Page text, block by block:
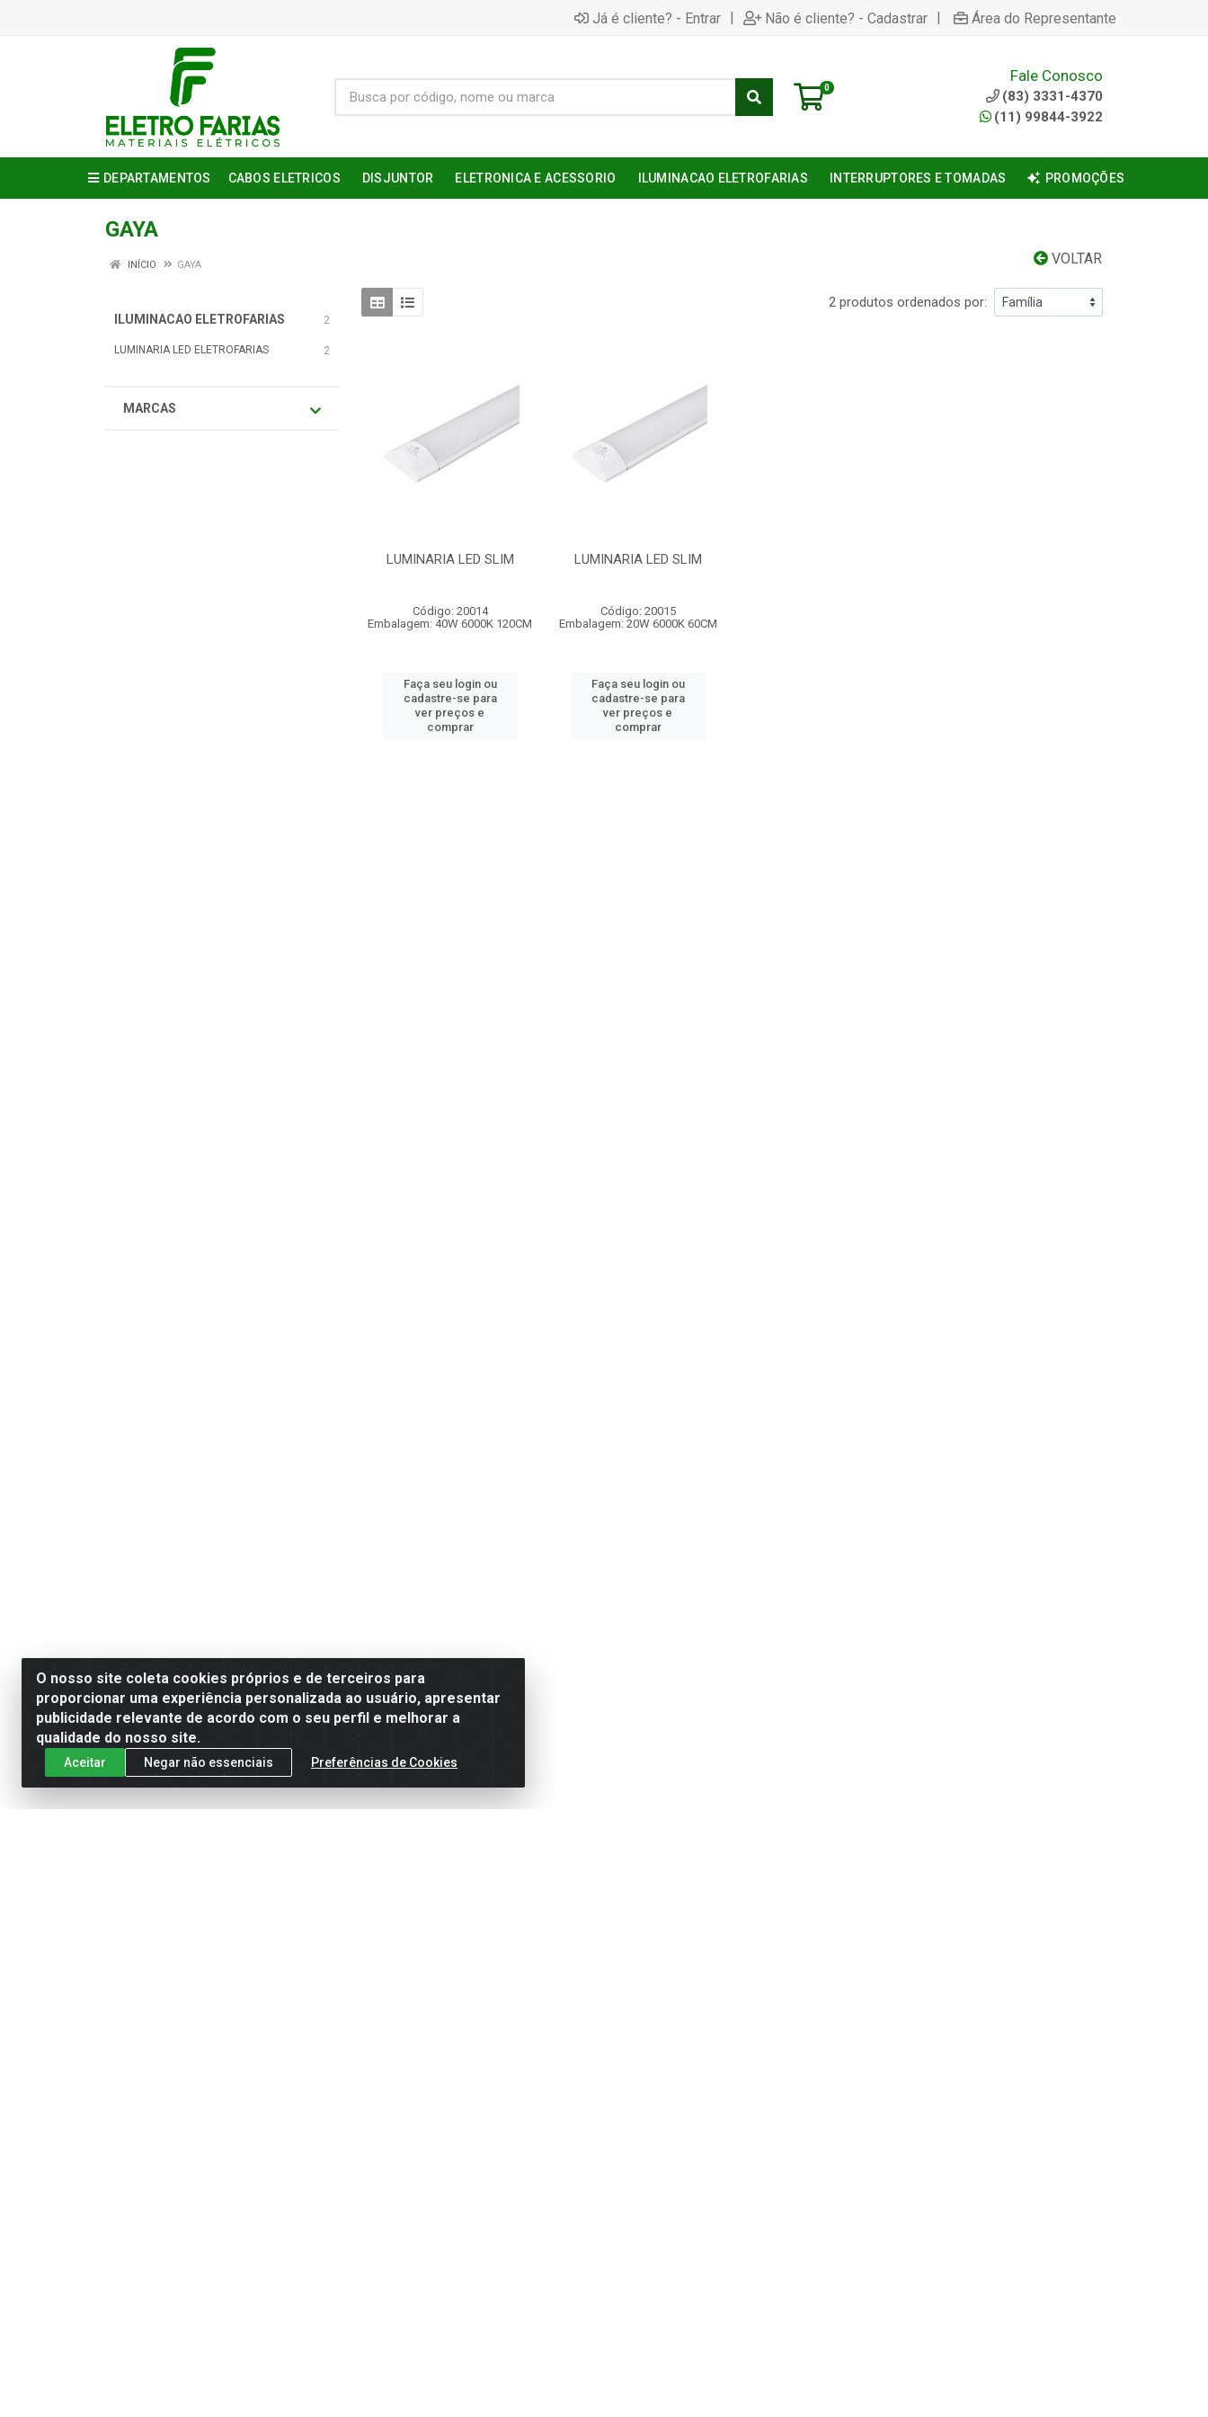
Já é cliente? - Entrar | Não é cliente? - Cadastrar | Área do Representante
0
Fale Conosco
(83) 3331-4370
(11) 99844-3922
DEPARTAMENTOS CABOS ELETRICOS DISJUNTOR ELETRONICA E ACESSORIO ILUMINACAO ELETROFARIAS INTERRUPTORES E TOMADAS PROMOÇÕES
GAYA
VOLTAR
INÍCIO GAYA
ILUMINACAO ELETROFARIAS 2
LUMINARIA LED ELETROFARIAS 2
MARCAS
2 produtos ordenados por:
LUMINARIA LED SLIM
Código: 20014
Embalagem: 40W 6000K 120CM
Faça seu login ou
cadastre-se para
ver preços e
comprar
LUMINARIA LED SLIM
Código: 20015
Embalagem: 20W 6000K 60CM
Faça seu login ou
cadastre-se para
ver preços e
comprar
O nosso site coleta cookies próprios e de terceiros para
proporcionar uma experiência personalizada ao usuário, apresentar
publicidade relevante de acordo com o seu perfil e melhorar a
qualidade do nosso site.
Aceitar Negar não essenciais Preferências de Cookies